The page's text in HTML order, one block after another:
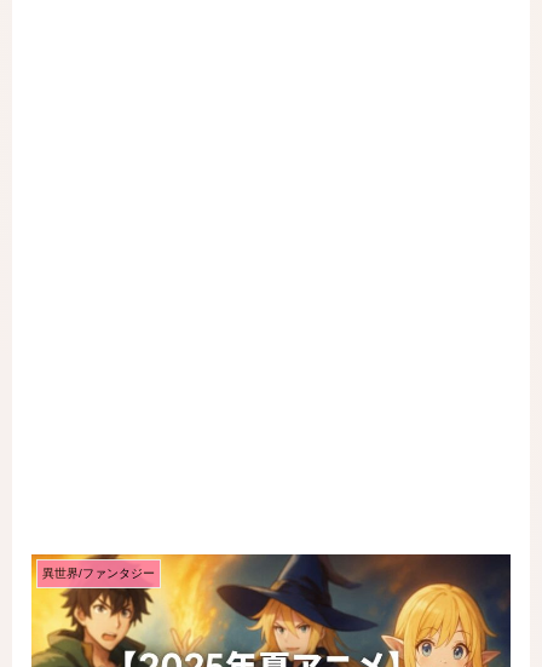
異世界/ファンタジー